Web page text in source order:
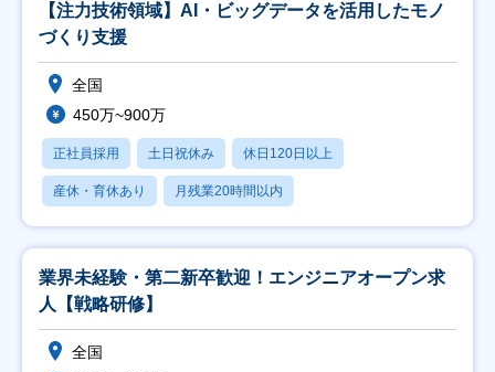
【注力技術領域】AI・ビッグデータを活用したモノ
づくり支援
全国
450万~900万
正社員採用 土日祝休み 休日120日以上
産休・育休あり 月残業20時間以内
業界未経験・第二新卒歓迎！エンジニアオープン求
人【戦略研修】
全国